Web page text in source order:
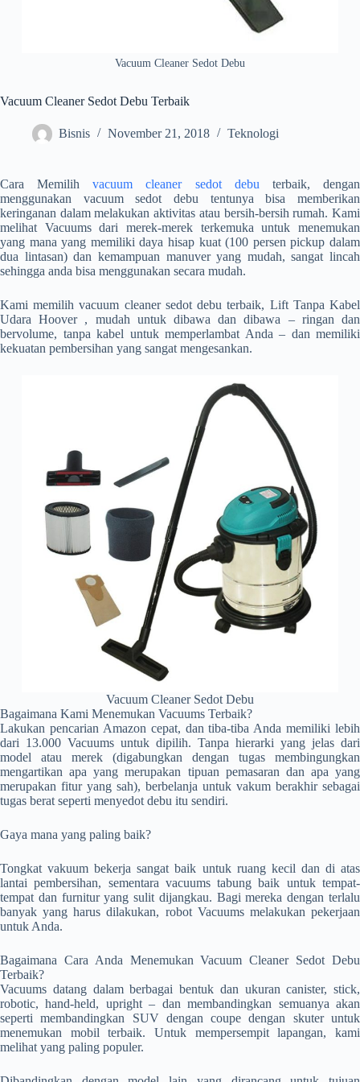
Vacuum Cleaner Sedot Debu
Vacuum Cleaner Sedot Debu Terbaik
Bisnis November 21, 2018 Teknologi
Cara Memilihvacuum cleaner sedot debu terbaik, dengan
menggunakan vacuum sedot debu tentunya bisa memberikan
keringanan dalam melakukan aktivitas atau bersih-bersih rumah. Kami
melihat Vacuums dari merek-merek terkemuka untuk menemukan
yang mana yang memiliki daya hisap kuat (100 persen pickup dalam
dua lintasan) dan kemampuan manuver yang mudah, sangat lincah
sehingga anda bisa menggunakan secara mudah.
Kami memilih vacuum cleaner sedot debu terbaik, Lift Tanpa Kabel
Udara Hoover , mudah untuk dibawa dan dibawa – ringan dan
bervolume, tanpa kabel untuk memperlambat Anda – dan memiliki
kekuatan pembersihan yang sangat mengesankan.
Vacuum Cleaner Sedot Debu
Bagaimana Kami Menemukan Vacuums Terbaik?
Lakukan pencarian Amazon cepat, dan tiba-tiba Anda memiliki lebih
dari 13.000 Vacuums untuk dipilih. Tanpa hierarki yang jelas dari
model atau merek (digabungkan dengan tugas membingungkan
mengartikan apa yang merupakan tipuan pemasaran dan apa yang
merupakan fitur yang sah), berbelanja untuk vakum berakhir sebagai
tugas berat seperti menyedot debu itu sendiri.
Gaya mana yang paling baik?
Tongkat vakuum bekerja sangat baik untuk ruang kecil dan di atas
lantai pembersihan, sementara vacuums tabung baik untuk tempat-
tempat dan furnitur yang sulit dijangkau. Bagi mereka dengan terlalu
banyak yang harus dilakukan, robot Vacuums melakukan pekerjaan
untuk Anda.
Bagaimana Cara Anda Menemukan Vacuum Cleaner Sedot Debu
Terbaik?
Vacuums datang dalam berbagai bentuk dan ukuran canister, stick,
robotic, hand-held, upright – dan membandingkan semuanya akan
seperti membandingkan SUV dengan coupe dengan skuter untuk
menemukan mobil terbaik. Untuk mempersempit lapangan, kami
melihat yang paling populer.